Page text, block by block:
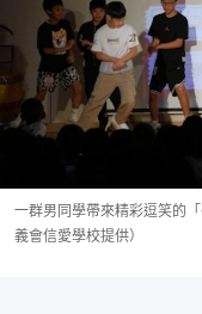
一群男同學帶來精彩逗笑的
義會信愛學校提供）